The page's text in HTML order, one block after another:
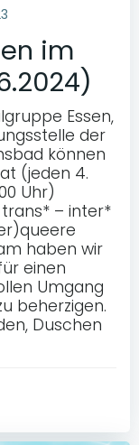
im
Essen,
der
können
(jeden 4.
Uhr)
– inter*
haben wir
einen
Umgang
beherzigen.
Duschen